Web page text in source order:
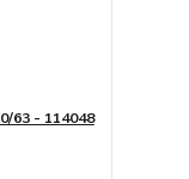
63 - 114048